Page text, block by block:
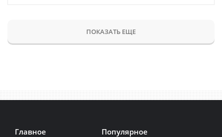
ПОКАЗАТЬ ЕЩЕ
Главное Популярное